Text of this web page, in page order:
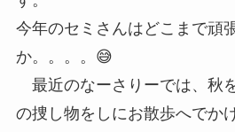
今年のセミさんはどこまで頑
か。。。。😅
最近のなーさりーでは、秋
の捜し物をしにお散歩へでか